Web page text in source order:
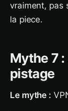
vraiment, pas
la piece.
Mythe 7
pistage
Le mythe :